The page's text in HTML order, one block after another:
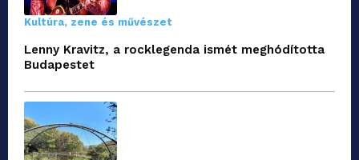
Kultúra, zene és művészet
Lenny Kravitz, a rocklegenda ismét meghódította
Budapestet